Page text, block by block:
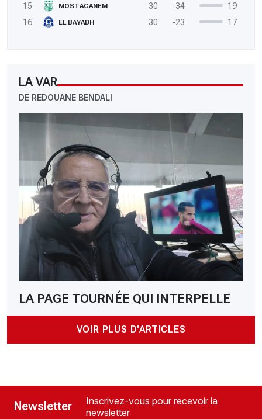
15
MOSTAGANEM 30 -34
19
16
EL BAYADH 30 -23 17
LA VAR
DE REDOUANE BENDALI
LA PAGE TOURNÉE QUI INTERPELLE
VOIR PLUS D'ARTICLES
Newsletter
Inscrivez-vous pour recevoir la
newsletter